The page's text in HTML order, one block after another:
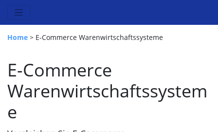
Home > E-Commerce Warenwirtschaftssysteme
E-Commerce
Warenwirtschaftssystem
e